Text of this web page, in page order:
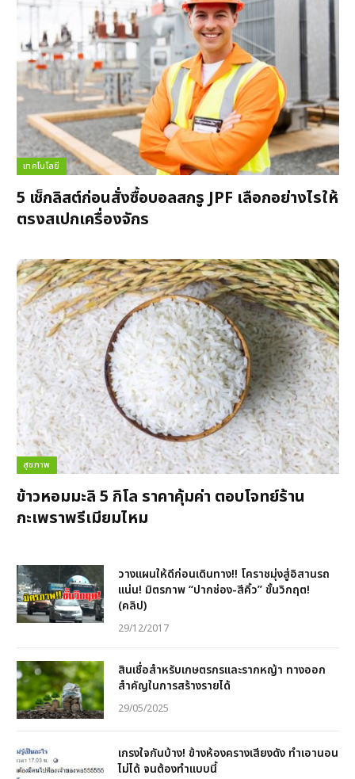
เทคโนโลยี
5 เช็กลิสต์ก่อนสั่งซื้อบอลสกรู JPF เลือกอย่างไรให้
ตรงสเปกเครื่องจักร
สุขภาพ
ข้าวหอมมะลิ 5 กิโล ราคาคุ้มค่า ตอบโจทย์ร้าน
กะเพราพรีเมียมไหม
วางแผนให้ดีก่อนเดินทาง!! โคราชมุ่งสู่อิสานรถ
แน่น! มิตรภาพ “ปากช่อง-สีคิ้ว” ขั้นวิกฤต!
(คลิป)
29/12/2017
สินเชื่อสำหรับเกษตรกรและรากหญ้า ทางออก
สำคัญในการสร้างรายได้
29/05/2025
เกรงใจกันบ้าง! ข้างห้องครางเสียงดัง ทำเอานอน
ไม่ได้ จนต้องทำแบบนี้